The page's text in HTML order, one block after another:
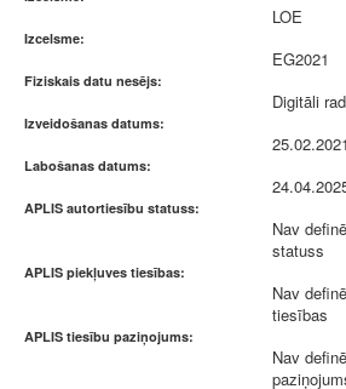
LOE
Izcelsme:
EG2021
Fiziskais datu nesējs:
Digitāli
Izveidošanas datums:
25.02.2021
Labošanas datums:
APLIS autortiesību statuss:
Nav
statuss
APLIS piekļuves tiesības:
Nav
tiesības
APLIS tiesību paziņojums:
Nav